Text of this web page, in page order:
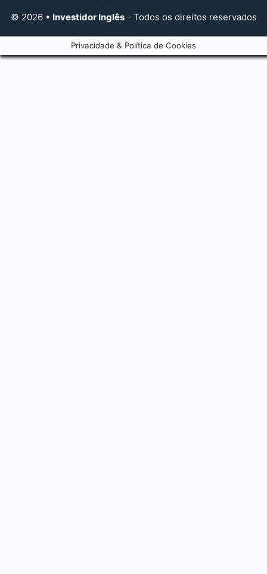
© 2026 • Investidor Inglês- Todos os direitos reservados
Privacidade & Política de Cookies